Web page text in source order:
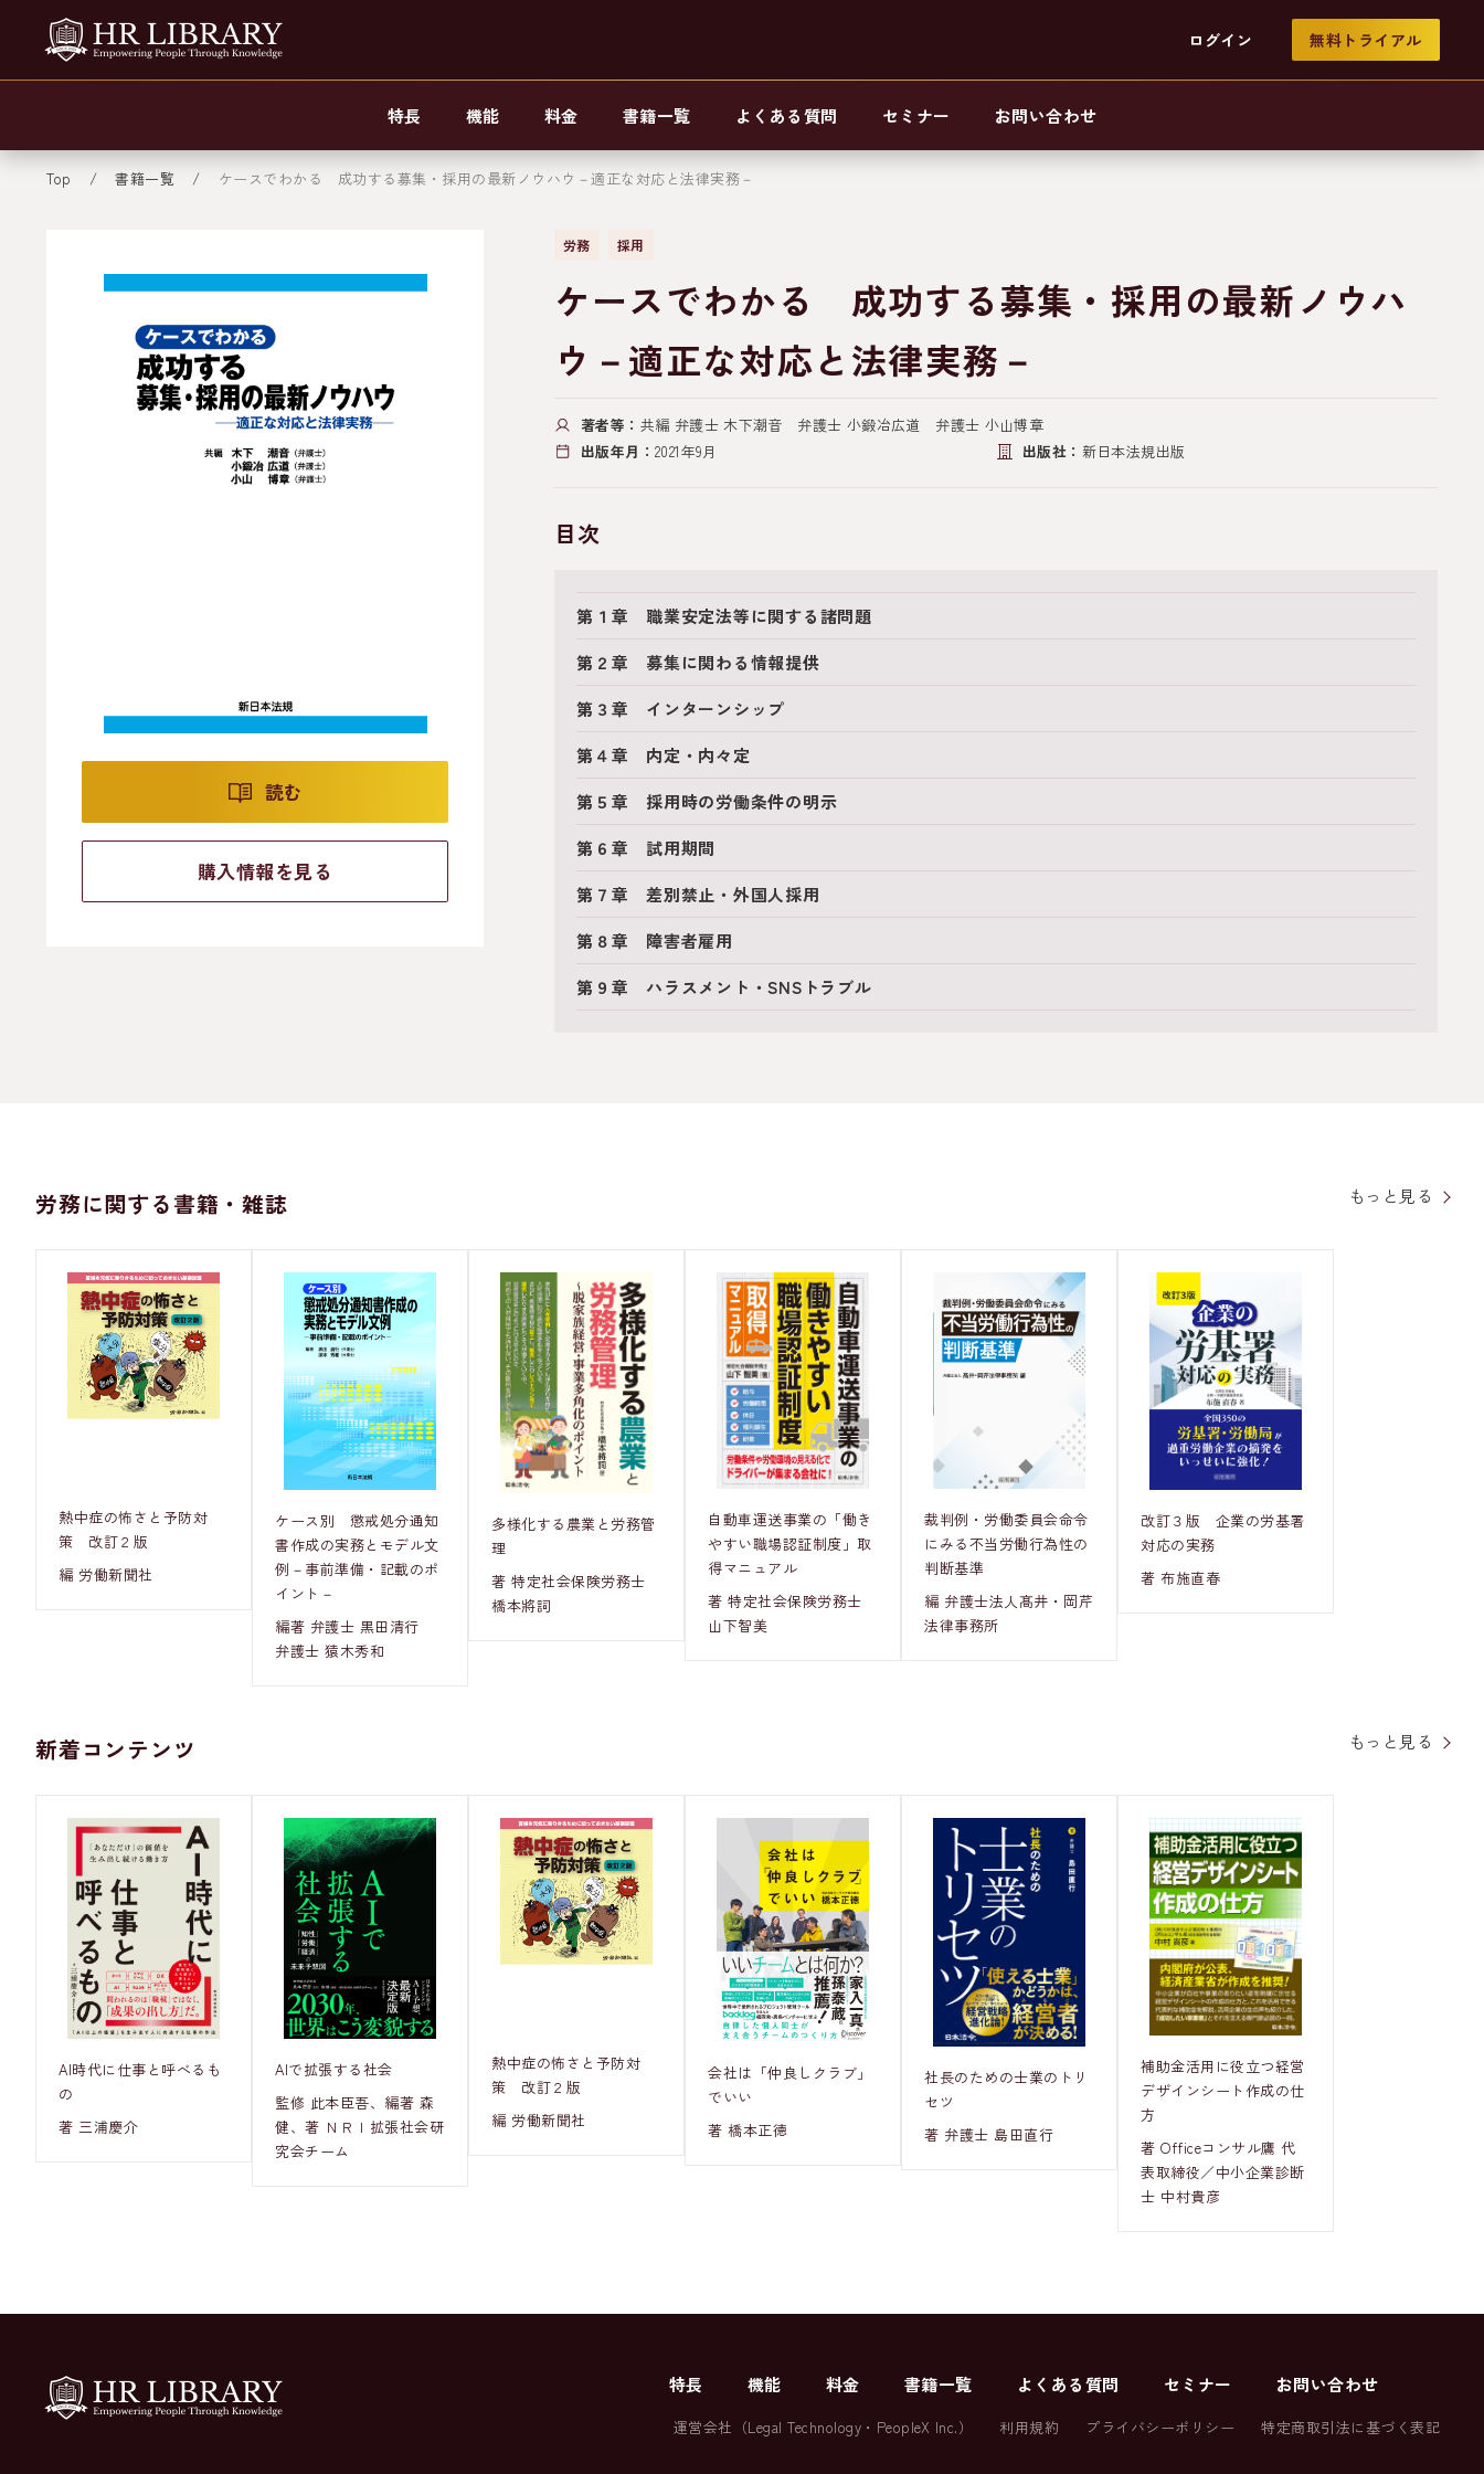
ログイン 無料トライアル
特長 機能 料金 書籍一覧 よくある質問 セミナー お問い合わせ
Top 書籍一覧 ケースでわかる 成功する募集・採用の最新ノウハウ－適正な対応と法律実務－
読む
購入情報を見る
労務 採用
ケースでわかる 成功する募集・採用の最新ノウハ
ウ－適正な対応と法律実務－
著者等： 共編 弁護士 木下潮音 弁護士 小鍛冶広道 弁護士 小山博章
出版年月： 2021年9月 出版社： 新日本法規出版
目次
第１章 職業安定法等に関する諸問題
第２章 募集に関わる情報提供
第３章 インターンシップ
第４章 内定・内々定
第５章 採用時の労働条件の明示
第６章 試用期間
第７章 差別禁止・外国人採用
第８章 障害者雇用
第９章 ハラスメント・SNSトラブル
労務に関する書籍・雑誌 もっと見る
熱中症の怖さと予防対
策 改訂２版
編 労働新聞社
ケース別 懲戒処分通知
書作成の実務とモデル文
例－事前準備・記載のポ
イント－
編著 弁護士 黒田清行
弁護士 猿木秀和
多様化する農業と労務管
理
著 特定社会保険労務士
橋本將詞
自動車運送事業の「働き
やすい職場認証制度」取
得マニュアル
著 特定社会保険労務士
山下智美
裁判例・労働委員会命令
にみる不当労働行為性の
判断基準
編 弁護士法人髙井・岡芹
法律事務所
改訂３版 企業の労基署
対応の実務
著 布施直春
新着コンテンツ もっと見る
AI時代に仕事と呼べるも
の
著 三浦慶介
AIで拡張する社会
監修 此本臣吾、編著 森
健、著 ＮＲＩ拡張社会研
究会チーム
熱中症の怖さと予防対
策 改訂２版
編 労働新聞社
会社は「仲良しクラブ」
でいい
著 橋本正徳
社長のための士業のトリ
セツ
著 弁護士 島田直行
補助金活用に役立つ経営
デザインシート作成の仕
方
著 Officeコンサル鷹 代
表取締役／中小企業診断
士 中村貴彦
特長 機能 料金 書籍一覧 よくある質問 セミナー お問い合わせ
運営会社（Legal Technology ・ PeopleX Inc.） 利用規約 プライバシーポリシー 特定商取引法に基づく表記